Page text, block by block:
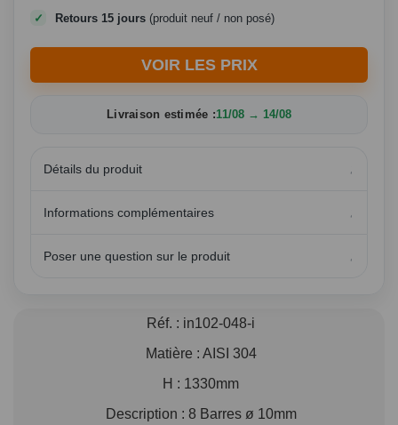
Retours 15 jours (produit neuf / non posé)
VOIR LES PRIX
Livraison estimée :11/08 → 14/08
Détails du produit
Informations complémentaires
Poser une question sur le produit
Réf. : in102-048-i
Matière : AISI 304
H : 1330mm
Description : 8 Barres ø 10mm